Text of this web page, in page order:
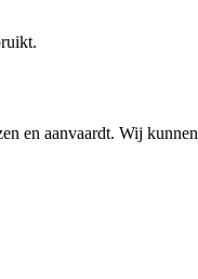
en aanvaardt. Wij